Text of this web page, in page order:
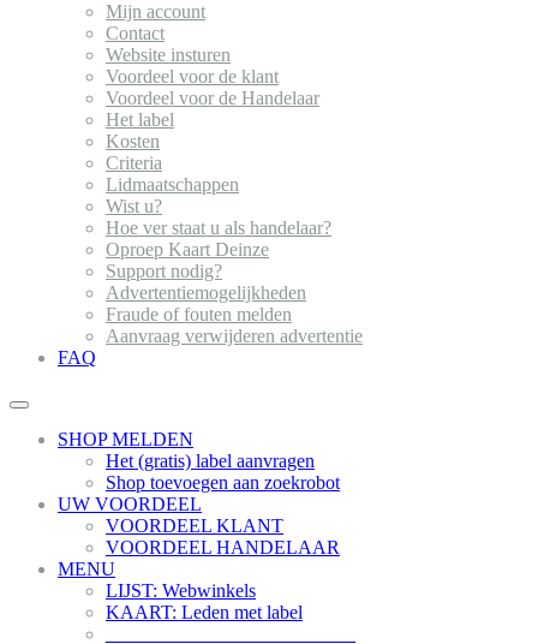
Mijn account
Contact
Website insturen
Voordeel voor de klant
Voordeel voor de Handelaar
Het label
Kosten
Criteria
Lidmaatschappen
Wist u?
Hoe ver staat u als handelaar?
Oproep Kaart Deinze
Support nodig?
Advertentiemogelijkheden
Fraude of fouten melden
Aanvraag verwijderen advertentie
FAQ
SHOP MELDEN
Het (gratis) label aanvragen
Shop toevoegen aan zoekrobot
UW VOORDEEL
VOORDEEL KLANT
VOORDEEL HANDELAAR
MENU
LIJST: Webwinkels
KAART: Leden met label